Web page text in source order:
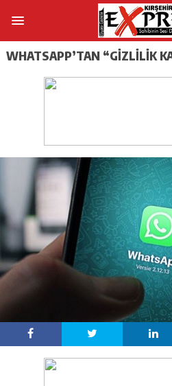
WHATSAPP’TAN “GİZLİLİK